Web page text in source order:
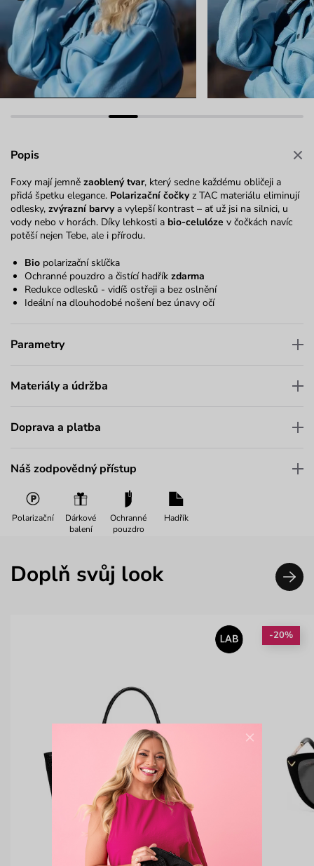
Popis
Foxy mají jemně zaoblený tvar, který sedne každému obličeji a
přidá špetku elegance. Polarizační čočkyz TAC materiálu eliminují
odlesky, zvýrazní barvya vylepší kontrast – ať už jsi na silnici, u
vody nebo v horách. Díky lehkosti a bio-celulóze v čočkách navíc
potěší nejen Tebe, ale i přírodu.
Bio polarizační sklíčka
Ochranné pouzdro a čistící hadřík zdarma
Redukce odlesků - vidíš ostřeji a bez oslnění
Ideální na dlouhodobé nošení bez únavy očí
Parametry
Materiály a údržba
Doprava a platba
Náš zodpovědný přístup
Polarizační
Dárkové
balení
Ochranné
pouzdro
Hadřík
Doplň svůj look
-20%
×